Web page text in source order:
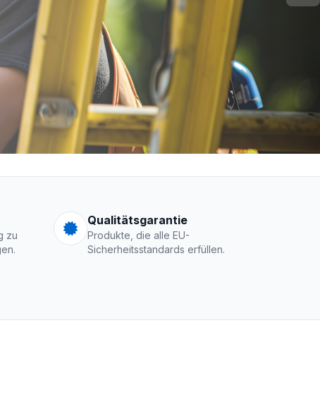
Logo
zu
Qualitätsgarantie
Produkte, die alle EU-
Sicherheitsstandards erfüllen.